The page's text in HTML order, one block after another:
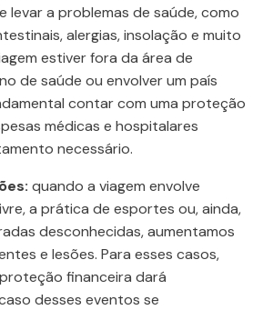
levar a problemas de saúde, como
alergias, insolação e muito
estiver fora da área de
de saúde ou envolver um país
contar com uma proteção
médicas e hospitalares
necessário.
quando a viagem envolve
a prática de esportes ou, ainda,
desconhecidas, aumentamos
e lesões. Para esses casos,
financeira dará
desses eventos se